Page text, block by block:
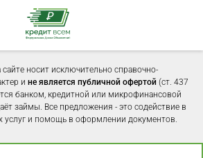
носит исключительно справочно-
и не является публичной офертой (ст. 437
банком, кредитной или микрофинансовой
займы. Все предложения - это содействие в
услуг и помощь в оформлении документов.